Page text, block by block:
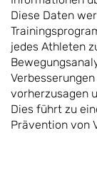
Diese Daten
jedes Athleten
vorherzusagen
Dies führt zu
Prävention von